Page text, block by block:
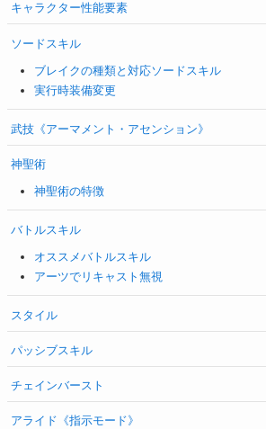
キャラクター性能要素
ソードスキル
ブレイクの種類と対応ソードスキル
実行時装備変更
武技《アーマメント・アセンション》
神聖術
神聖術の特徴
バトルスキル
オススメバトルスキル
アーツでリキャスト無視
スタイル
パッシブスキル
チェインバースト
アライド《指示モード》